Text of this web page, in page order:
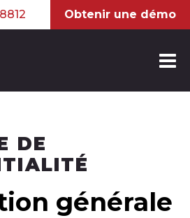
Obtenir une démo
DE
générale